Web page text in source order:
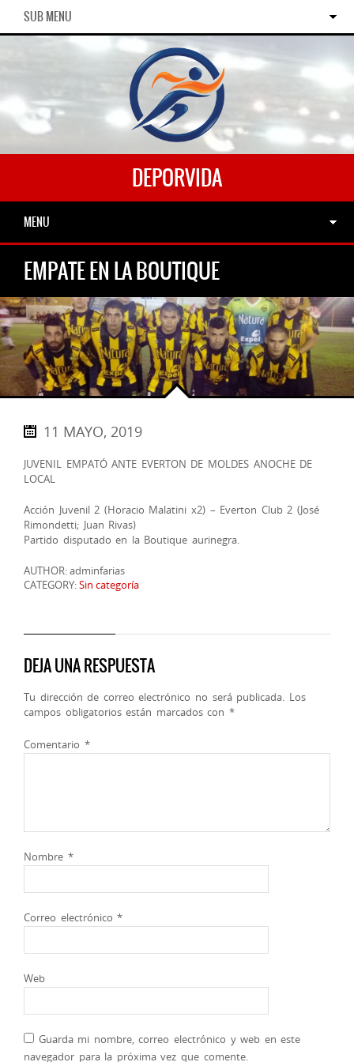
SUB MENU
DEPORVIDA
MENU
EMPATE EN LA BOUTIQUE
11 MAYO, 2019
JUVENIL EMPATÓ ANTE EVERTON DE MOLDES ANOCHE DE
LOCAL
Acción Juvenil 2 (Horacio Malatini x2) – Everton Club 2 (José
Rimondetti; Juan Rivas)
Partido disputado en la Boutique aurinegra.
AUTHOR: adminfarias
CATEGORY:Sin categoría
DEJA UNA RESPUESTA
Tu dirección de correo electrónico no será publicada. Los
campos obligatorios están marcados con *
Comentario *
Nombre *
Correo electrónico*
Web
Guarda mi nombre, correo electrónico y web en este
navegador para la próxima vez que comente.